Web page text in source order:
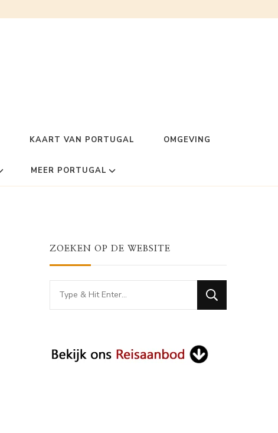
KAART VAN PORTUGAL OMGEVING
MEER PORTUGAL
ZOEKEN OP DE WEBSITE
Looking
for